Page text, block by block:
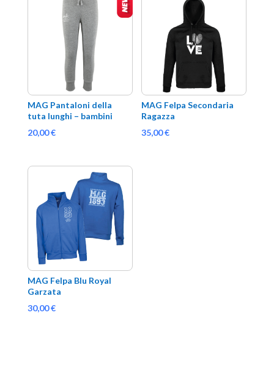
MAG Pantaloni della
tuta lunghi – bambini
20,00€
MAG Felpa Secondaria
Ragazza
35,00€
MAG Felpa Blu Royal
Garzata
30,00€